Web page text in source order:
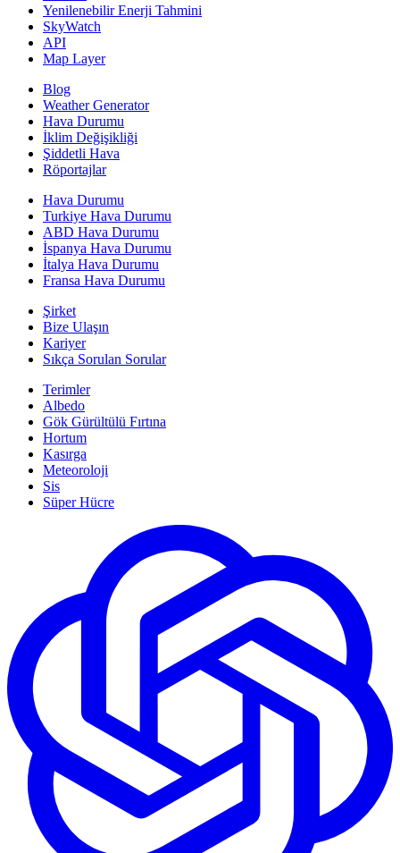
Yenilenebilir Enerji Tahmini
SkyWatch
API
Map Layer
Blog
Weather Generator
Hava Durumu
İklim Değişikliği
Şiddetli Hava
Röportajlar
Hava Durumu
Turkiye Hava Durumu
ABD Hava Durumu
İspanya Hava Durumu
İtalya Hava Durumu
Fransa Hava Durumu
Şirket
Bize Ulaşın
Kariyer
Sıkça Sorulan Sorular
Terimler
Albedo
Gök Gürültülü Fırtına
Hortum
Kasırga
Meteoroloji
Sis
Süper Hücre